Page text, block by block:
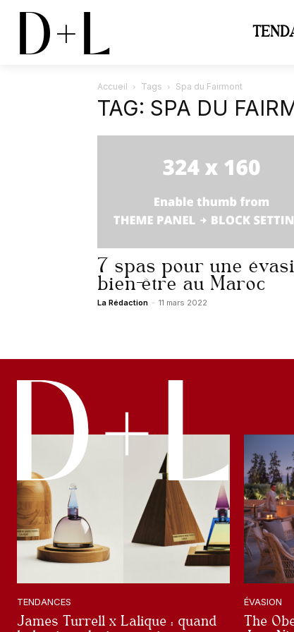
D+L
Accueil Tags Spa du Fairmont
TAG: SPA DU
7 spas pour une
bien-être au Maroc
La Rédaction - 11 mars 2022
TENDANCES
James Turrell x Lalique : quand
ÉVASION
The